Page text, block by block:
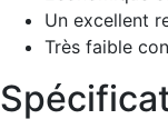
Un excellent
Très faible